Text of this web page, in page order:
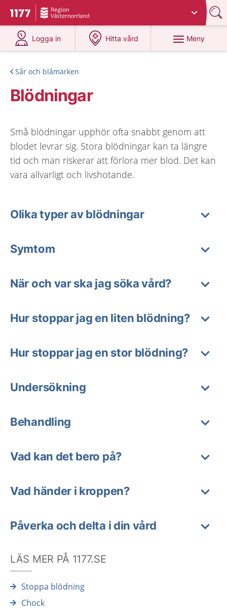
Till startsidan för 1177
Du har valt region
Logga in
på 1177.se
Hitta vård
på 1177.se
Meny
Sår och blåmärken
Blödningar
Små blödningar upphör ofta snabbt genom att
blodet levrar sig. Stora blödningar kan ta längre
tid och man riskerar att förlora mer blod. Det kan
vara allvarligt och livshotande.
Olika typer av blödningar
Symtom
När och var ska jag söka vård?
Hur stoppar jag en liten blödning?
Hur stoppar jag en stor blödning?
Undersökning
Behandling
Vad kan det bero på?
Vad händer i kroppen?
Påverka och delta i din vård
LÄS MER PÅ 1177.SE
Stoppa blödning
Chock